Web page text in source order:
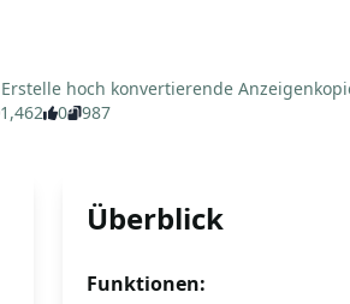
Erstelle hoch konvertierende
1,462
0 987
Überblick
Funktionen: